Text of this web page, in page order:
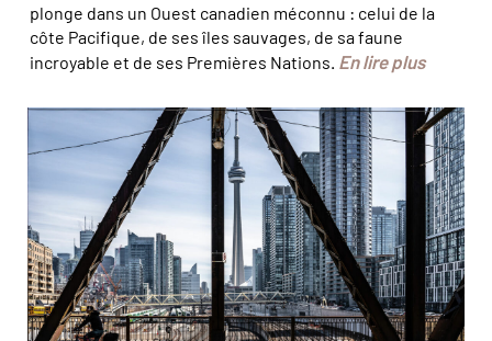
plonge dans un Ouest canadien méconnu : celui de la
côte Pacifique, de ses îles sauvages, de sa faune
incroyable et de ses Premières Nations. En lire plus
© Alice/Stock Adobe